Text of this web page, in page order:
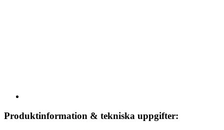
Produktinformation & tekniska uppgifter: